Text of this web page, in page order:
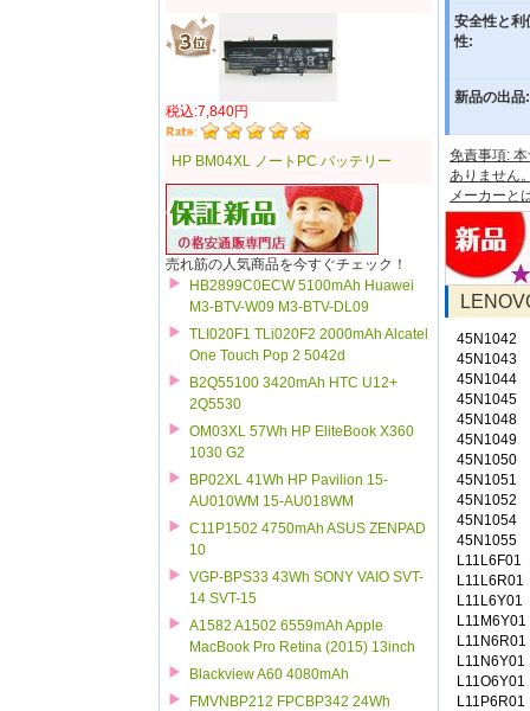
税込:7,840円
HP BM04XL ノートPC バッテリー
売れ筋の人気商品を今すぐチェック！
HB2899C0ECW 5100mAh Huawei
M3-BTV-W09 M3-BTV-DL09
TLI020F1 TLi020F2 2000mAh Alcatel
One Touch Pop 2 5042d
B2Q55100 3420mAh HTC U12+
2Q5530
OM03XL 57Wh HP EliteBook X360
1030 G2
BP02XL 41Wh HP Pavilion 15-
AU010WM 15-AU018WM
C11P1502 4750mAh ASUS ZENPAD
10
VGP-BPS33 43Wh SONY VAIO SVT-
14 SVT-15
A1582 A1502 6559mAh Apple
MacBook Pro Retina (2015) 13inch
Blackview A60 4080mAh
FMVNBP212 FPCBP342 24Wh
安全性と利
性:
新品の出品:
免責事項:
ありません
メーカーと
45N1042
45N1043
45N1044
45N1045
45N1048
45N1049
45N1050
45N1051
45N1052
45N1054
45N1055
L11L6F01
L11L6R01
L11L6Y01
L11M6Y01
L11N6R01
L11N6Y01
L11O6Y01
L11P6R01